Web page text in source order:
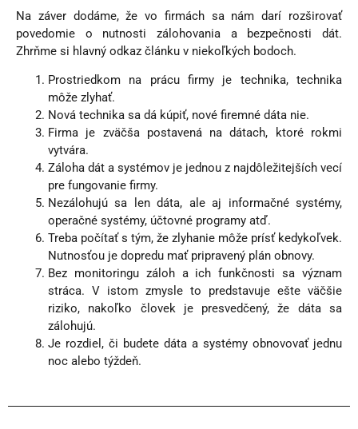
Na záver dodáme, že vo firmách sa nám darí rozširovať
povedomie o nutnosti zálohovania a bezpečnosti dát.
Zhrňme si hlavný odkaz článku v niekoľkých bodoch.
Prostriedkom na prácu firmy je technika, technika
môže zlyhať.
Nová technika sa dá kúpiť, nové firemné dáta nie.
Firma je zväčša postavená na dátach, ktoré rokmi
vytvára.
Záloha dát a systémov je jednou z najdôležitejších vecí
pre fungovanie firmy.
Nezálohujú sa len dáta, ale aj informačné systémy,
operačné systémy, účtovné programy atď.
Treba počítať s tým, že zlyhanie môže prísť kedykoľvek.
Nutnosťou je dopredu mať pripravený plán obnovy.
Bez monitoringu záloh a ich funkčnosti sa význam
stráca. V istom zmysle to predstavuje ešte väčšie
riziko, nakoľko človek je presvedčený, že dáta sa
zálohujú.
Je rozdiel, či budete dáta a systémy obnovovať jednu
noc alebo týždeň.